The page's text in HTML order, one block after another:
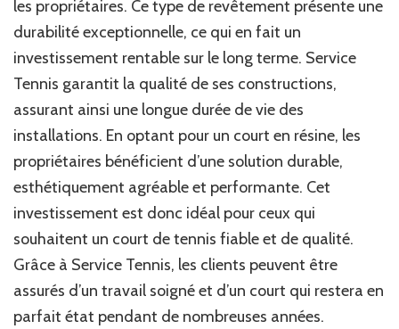
les propriétaires. Ce type de revêtement présente une
durabilité exceptionnelle, ce qui en fait un
investissement rentable sur le long terme. Service
Tennis garantit la qualité de ses constructions,
assurant ainsi une longue durée de vie des
installations. En optant pour un court en résine, les
propriétaires bénéficient d’une solution durable,
esthétiquement agréable et performante. Cet
investissement est donc idéal pour ceux qui
souhaitent un court de tennis fiable et de qualité.
Grâce à Service Tennis, les clients peuvent être
assurés d’un travail soigné et d’un court qui restera en
parfait état pendant de nombreuses années.